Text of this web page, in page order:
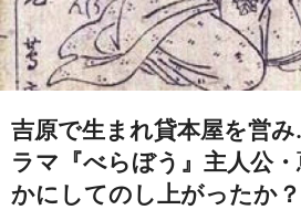
吉原で生まれ貸本屋を営
ラマ『べらぼう』主人公
かにしてのし上がったか？